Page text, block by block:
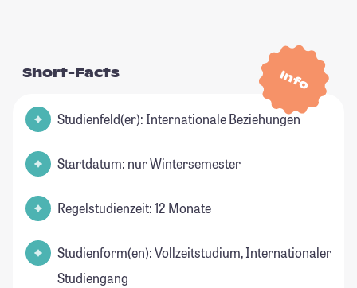
Info
Short-Facts
Studienfeld(er): Internationale Beziehungen
Startdatum: nur Wintersemester
Regelstudienzeit: 12 Monate
Studienform(en): Vollzeitstudium, Internationaler
Studiengang